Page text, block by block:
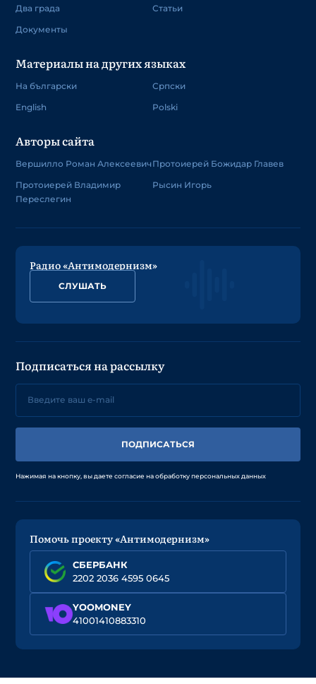
Два града
Документы
Статьи
Материалы на других языках
На български
English
Српски
Polski
Авторы сайта
Вершилло Роман Алексеевич
Протоиерей Владимир
Переслегин
Протоиерей Божидар Главев
Рысин Игорь
Радио «Антимодернизм»
СЛУШАТЬ
Подписаться на рассылку
ПОДПИСАТЬСЯ
Нажимая на кнопку, вы даете согласие на обработку персональных данных
Помочь проекту «Антимодернизм»
СБЕРБАНК
2202 2036 4595 0645
YOOMONEY
41001410883310